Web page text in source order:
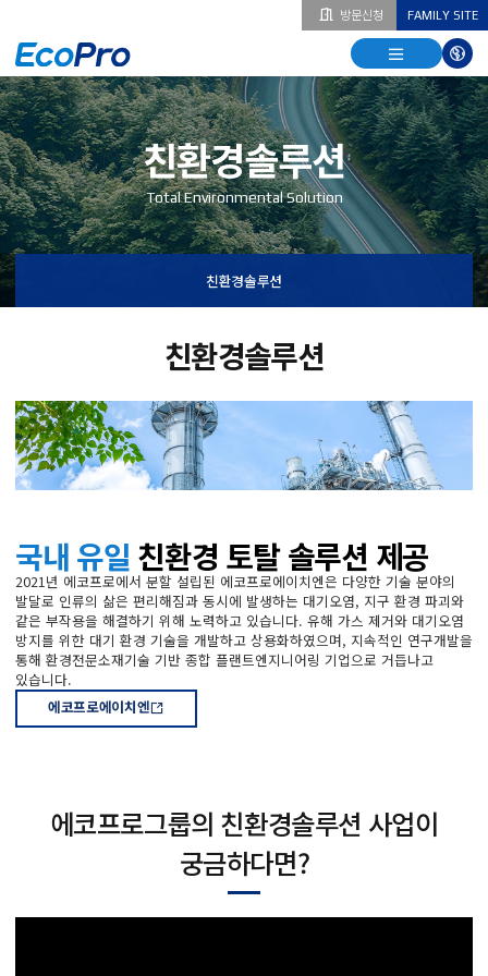
방문신청 FAMILY SITE
열기
열기
다국어
열기
친환경솔루션
Total Environmental Solution
친환경솔루션
친환경솔루션
국내 유일 친환경 토탈 솔루션 제공
2021년 에코프로에서 분할 설립된 에코프로에이치엔은 다양한 기술 분야의
발달로 인류의 삶은 편리해짐과 동시에 발생하는 대기오염, 지구 환경 파괴와
같은 부작용을 해결하기 위해 노력하고 있습니다. 유해 가스 제거와 대기오염
방지를 위한 대기 환경 기술을 개발하고 상용화하였으며, 지속적인 연구개발을
통해 환경전문소재기술 기반 종합 플랜트엔지니어링 기업으로 거듭나고
있습니다.
에코프로에이치엔
에코프로그룹의 친환경솔루션 사업이
궁금하다면?